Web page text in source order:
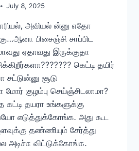
July 8, 2025
அவியல் ன்னு எதோ
பிசைஞ்சி சாப்பிட
ஏதாவது இருக்குதா
கெட்டி தயிர்
சூடு
மோர் குழம்பு செய்ஞ்சிடலாமா?
கட்டி தயரா உங்களுக்கு
எடுத்துக்கோங்க. அது கூட
தண்ணியும் சேர்த்து
அடிச்சு விட்டுக்கோங்க.